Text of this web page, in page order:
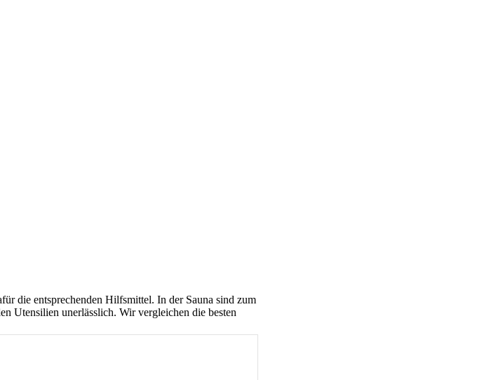
die entsprechenden Hilfsmittel. In der Sauna sind zum
Utensilien unerlässlich. Wir vergleichen die besten